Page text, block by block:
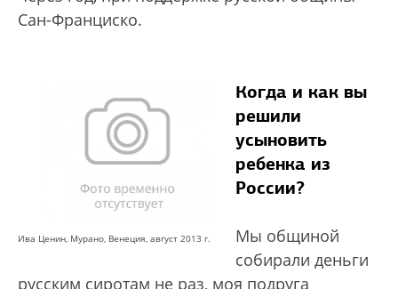
Сан-Франциско.
Ива Ценин, Мурано, Венеция, август 2013 г.
Когда и как вы
решили
усыновить
ребенка из
России?
Мы общиной
собирали деньги
русским сиротам не раз, моя подруга